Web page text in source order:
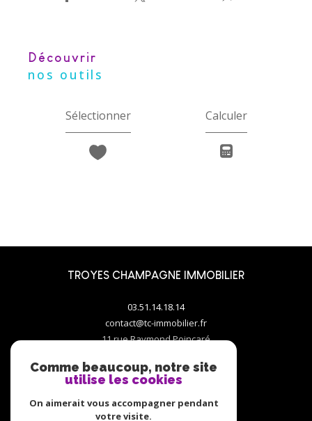
découvrir
nos outils
Sélectionner Calculer
TROYES CHAMPAGNE IMMOBILIER
03.51.14.18.14
contact@tc-immobilier.fr
11 rue Raymond Poincaré
Comme beaucoup, notre site
utilise les cookies
On aimerait vous accompagner pendant
votre visite.